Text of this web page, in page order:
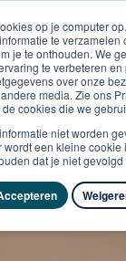
op je computer
te verzamelen
je te onthouden. We
te verbeteren
over onze
media. Zie ons
cookies die we
niet worden
wordt een kleine cookie
dat je niet